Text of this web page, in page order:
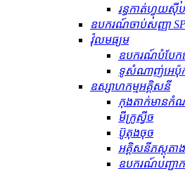
រន្ធ​កាត់​ហ្វុយស៊ីប
ឧបករណ៍ចាប់សញ្ញា
វ៉ុលមធ្យម
ឧបករណ៍បំបែក
ទូសំណាញ់អេប៉ុ
ឧស្សាហកម្មអគ្គិសនី
កុងតាក់មានកំ
មីក្រូស្វីច
ប៊ូតុងចុច
អគ្គិសនីភស្តុតា
ឧបករណ៍បញ្ជាក